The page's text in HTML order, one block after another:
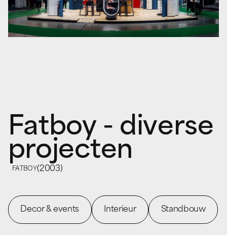
Fatboy - diverse
projecten
FATBOY(2003)
Decor & events Interieur Standbouw